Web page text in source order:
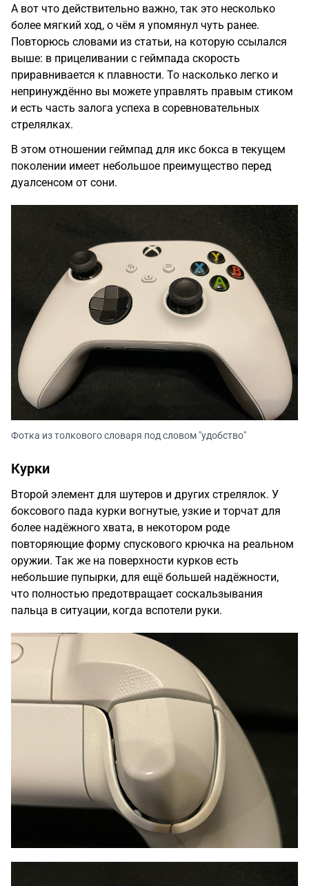
А вот что действительно важно, так это несколько
более мягкий ход, о чём я упомянул чуть ранее.
Повторюсь словами из статьи, на которую ссылался
выше: в прицеливании с геймпада скорость
приравнивается к плавности. То насколько легко и
непринуждённо вы можете управлять правым стиком
и есть часть залога успеха в соревновательных
стрелялках.
В этом отношении геймпад для икс бокса в текущем
поколении имеет небольшое преимущество перед
дуалсенсом от сони.
Фотка из толкового словаря под словом "удобство"
Курки
Второй элемент для шутеров и других стрелялок. У
боксового пада курки вогнутые, узкие и торчат для
более надёжного хвата, в некотором роде
повторяющие форму спускового крючка на реальном
оружии. Так же на поверхности курков есть
небольшие пупырки, для ещё большей надёжности,
что полностью предотвращает соскальзывания
пальца в ситуации, когда вспотели руки.